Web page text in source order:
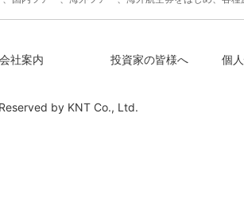
会社案内 投資家の皆様へ 個
by KNT Co., Ltd.